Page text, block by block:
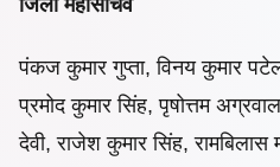
पंकज कुमार गुप्ता, विनय कुमार
प्रमोद कुमार सिंह, पृषोत्तम
देवी, राजेश कुमार सिंह,